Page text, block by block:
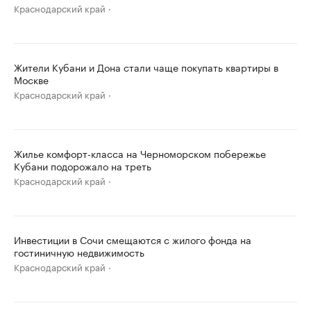
Краснодарский край
Жители Кубани и Дона стали чаще покупать квартиры в
Москве
Краснодарский край
Жилье комфорт-класса на Черноморском побережье
Кубани подорожало на треть
Краснодарский край
Инвестиции в Сочи смещаются с жилого фонда на
гостиничную недвижимость
Краснодарский край